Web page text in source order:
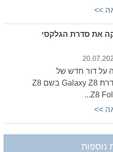
>>
את סדרת הגלקסי
על דור חדש של
מתקפלים מסדרת Galaxy Z8 בשם Z8
>>
נוספות